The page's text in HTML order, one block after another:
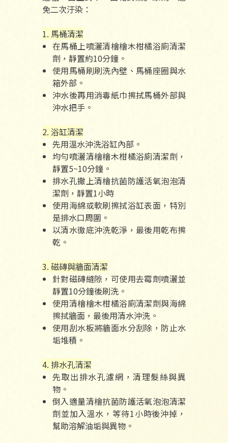
免二次汙染：
1. 馬桶清潔
在馬桶上噴灑清檜檜木柑橘浴廁清潔
劑，靜置約10分鐘。
使用馬桶刷刷洗內壁、馬桶座圈與水
箱外部。
沖水後再用消毒紙巾擦拭馬桶外部與
沖水把手。
2. 浴缸清潔
先用溫水沖洗浴缸內部。
均勻噴灑清檜檜木柑橘浴廁清潔劑，
靜置5~10分鐘。
排水孔撒上清檜抗菌防護活氧泡泡清
潔劑，靜置1小時
使用海綿或軟刷擦拭浴缸表面，特別
是排水口周圍。
以清水徹底沖洗乾淨，最後用乾布擦
乾。
3. 磁磚與牆面清潔
針對磁磚縫隙，可使用去霉劑噴灑並
靜置10分鐘後刷洗。
使用清檜檜木柑橘浴廁清潔劑與海綿
擦拭牆面，最後用清水沖洗。
使用刮水板將牆面水分刮除，防止水
垢堆積。
4. 排水孔清潔
先取出排水孔濾網，清理髮絲與異
物。
倒入適量清檜抗菌防護活氧泡泡清潔
劑並加入溫水，等待1小時後沖掉，
幫助溶解油垢與異物。